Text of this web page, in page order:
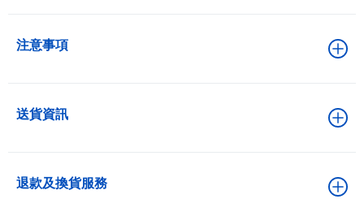
注意事項
送貨資訊
退款及換貨服務